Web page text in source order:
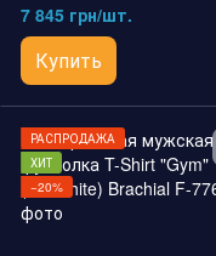
7 845 грн/шт.
Купить
РАСПРОДАЖА
ХИТ
−20%